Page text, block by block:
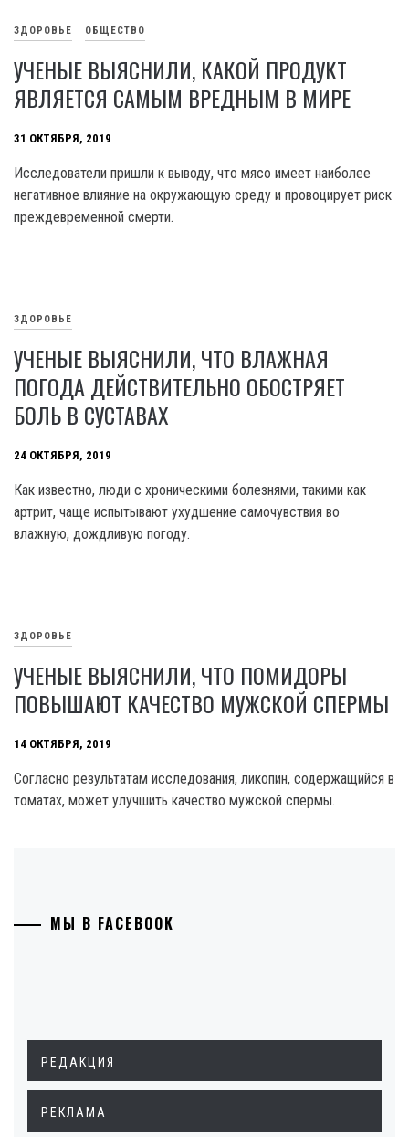
ЗДОРОВЬЕ ОБЩЕСТВО
УЧЕНЫЕ ВЫЯСНИЛИ, КАКОЙ ПРОДУКТ
ЯВЛЯЕТСЯ САМЫМ ВРЕДНЫМ В МИРЕ
31 ОКТЯБРЯ, 2019
Исследователи пришли к выводу, что мясо имеет наиболее
негативное влияние на окружающую среду и провоцирует риск
преждевременной смерти.
ЗДОРОВЬЕ
УЧЕНЫЕ ВЫЯСНИЛИ, ЧТО ВЛАЖНАЯ
ПОГОДА ДЕЙСТВИТЕЛЬНО ОБОСТРЯЕТ
БОЛЬ В СУСТАВАХ
24 ОКТЯБРЯ, 2019
Как известно, люди с хроническими болезнями, такими как
артрит, чаще испытывают ухудшение самочувствия во
влажную, дождливую погоду.
ЗДОРОВЬЕ
УЧЕНЫЕ ВЫЯСНИЛИ, ЧТО ПОМИДОРЫ
ПОВЫШАЮТ КАЧЕСТВО МУЖСКОЙ СПЕРМЫ
14 ОКТЯБРЯ, 2019
Согласно результатам исследования, ликопин, содержащийся в
томатах, может улучшить качество мужской спермы.
МЫ В FACEBOOK
РЕДАКЦИЯ
РЕКЛАМА